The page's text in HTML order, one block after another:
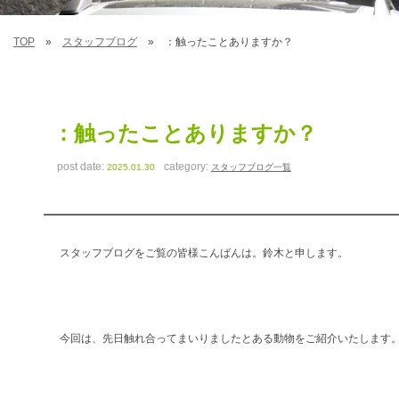
TOP スタッフブログ ：触ったことありますか？
：触ったことありますか？
post date:2025.01.30 category: スタッフブログ一覧
スタッフブログをご覧の皆様こんばんは。鈴木と申します。
今回は、先日触れ合ってまいりましたとある動物をご紹介いたします